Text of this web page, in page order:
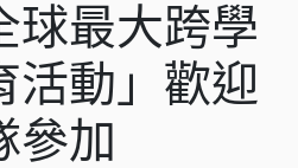
球最大跨學
活動」歡迎
參加